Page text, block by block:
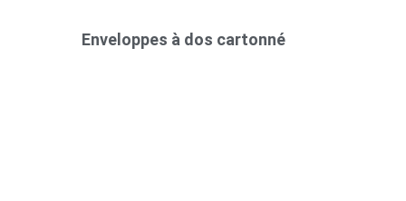
Enveloppes à dos cartonné